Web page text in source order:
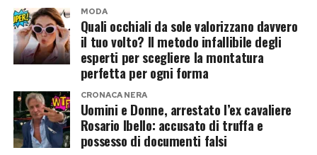
semplicemente chiesto di verificare se quella
relazione calzaturiera abbia un solido
fondamento scientifico e una metodologia
Un passaggio tecnico che potrebbe
rafforzare il fascicolo
MODA
Quali occhiali da sole valorizzano davvero
il tuo volto? Il metodo infallibile degli
esperti per scegliere la montatura
perfetta per ogni forma
CRONACA NERA
Uomini e Donne, arrestato l’ex cavaliere
Rosario Ibello: accusato di truffa e
possesso di documenti falsi